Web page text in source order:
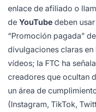
enlace de afiliado o
de YouTube deben
“Promoción pagada”
divulgaciones claras
vídeos; la FTC ha
creadores que ocultan
un área de
(Instagram, TikTok,